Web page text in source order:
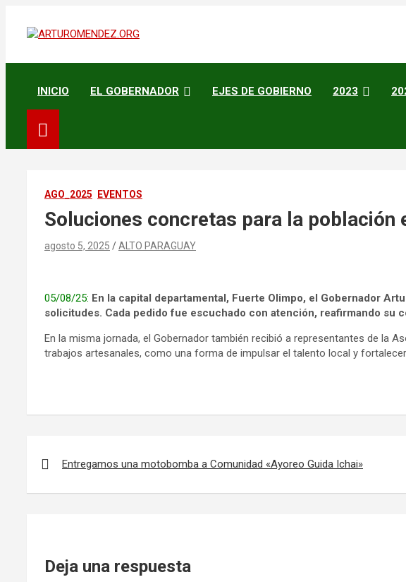
contenido
ARTUROMENDEZ.ORG
INICIO EL GOBERNADOR EJES DE GOBIERNO 2023
AGO_2025 EVENTOS
Soluciones concretas para la
agosto 5, 2025 ALTO PARAGUAY
05/08/25: En la capital departamental, Fuerte Olimpo, el Gobernador
solicitudes. Cada pedido fue escuchado con atención, reafirmando su
En la misma jornada, el Gobernador también recibió a representantes de la
trabajos artesanales, como una forma de impulsar el talento local y
de
Entregamos una motobomba a Comunidad «Ayoreo Guida Ichai»
Deja una respuesta